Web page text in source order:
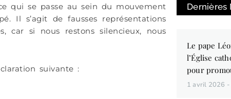
qui se passe au sein du mouvement
Il s’agit de fausses représentations
car si nous restons silencieux, nous
suivante :
Dernières
Le pape
l’Église
pour
1 avril 2026